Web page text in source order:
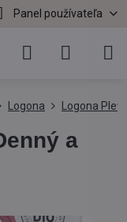
Panel používateľa
Logona Logona
a